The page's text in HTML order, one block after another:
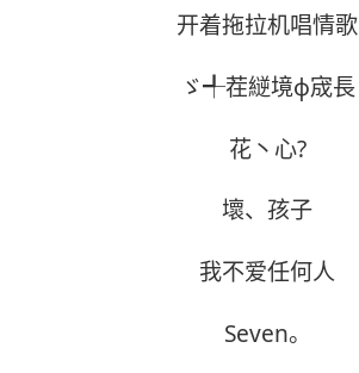
开着拖拉机唱情歌
ゞ╃茬縌境ф宬長
花丶心?
壞、孩子
我不爱任何人
Seven。